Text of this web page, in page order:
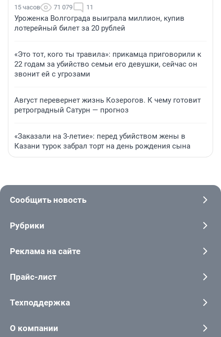
15 часов 71 079 11
Уроженка Волгограда выиграла миллион, купив
лотерейный билет за 20 рублей
«Это тот, кого ты травила»: прикамца приговорили к
22 годам за убийство семьи его девушки, сейчас он
звонит ей с угрозами
Август перевернет жизнь Козерогов. К чему готовит
ретроградный Сатурн — прогноз
«Заказали на 3-летие»: перед убийством жены в
Казани турок забрал торт на день рождения сына
Сообщить новость
Рубрики
Реклама на сайте
Прайс-лист
Техподдержка
О компании